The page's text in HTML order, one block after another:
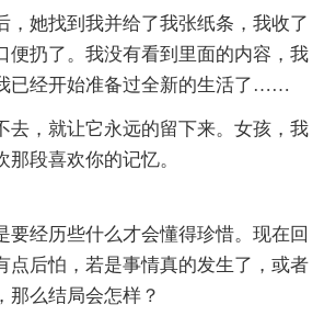
，她找到我并给了我张纸条，我收了
便扔了。我没有看到里面的内容，我
已经开始准备过全新的生活了……
去，就让它永远的留下来。女孩，我
段喜欢你的记忆。
要经历些什么才会懂得珍惜。现在回
点后怕，若是事情真的发生了，或者
那么结局会怎样？